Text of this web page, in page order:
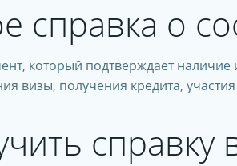
справка о
который подтверждает
визы, получения кредита,
справку